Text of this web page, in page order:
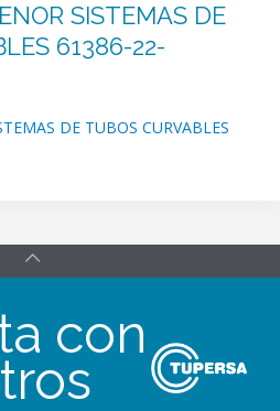
SISTEMAS DE
61386-22-
DE TUBOS CURVABLES
con